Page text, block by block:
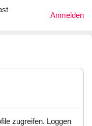
Anmelden
zugreifen. Loggen